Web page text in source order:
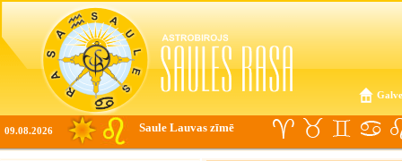
09.08.2026 Saule Lauvas zīmē